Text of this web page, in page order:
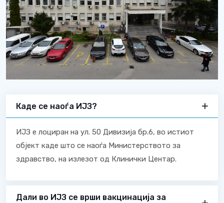
Каде се наоѓа ИЈЗ?
ИЈЗ е лоциран на ул. 50 Дивизија бр.6, во истиот
објект каде што се наоѓа Министерството за
здравство, на излезот од Клинички Центар.
Дали во ИЈЗ се врши вакцинација за